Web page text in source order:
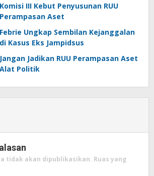
Komisi III Kebut Penyusunan RUU
Perampasan Aset
Febrie Ungkap Sembilan Kejanggalan
di Kasus Eks Jampidsus
Jangan Jadikan RUU Perampasan Aset
Alat Politik
tidak akan dipublikasikan. Ruas yang